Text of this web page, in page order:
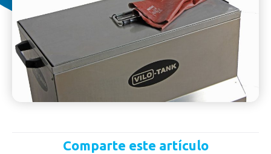
Comparte este artículo